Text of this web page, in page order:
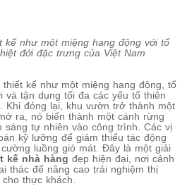
kế như một miệng hang động với tổ
đới đặc trưng của Việt Nam
kế như một miệng hang động, tổ
và tận dụng tối đa các yếu tố thiên
Khi đóng lại, khu vườn trở thành một
ra, nó biến thành một cánh rừng
sáng tự nhiên vào công trình. Các vị
kỹ lưỡng để giảm thiểu tác động
luồng gió mát. Đây là một giải
kế nhà hàng đẹp hiện đại, nơi cảnh
thác để nâng cao trải nghiệm thị
thực khách.